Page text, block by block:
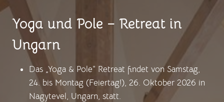
Yoga und Pole – Retreat in
Ungarn
Das „Yoga & Pole“ Retreat findet von Samstag,
24. bis Montag (Feiertag!), 26. Oktober 2026 in
Nagytevel, Ungarn, statt.